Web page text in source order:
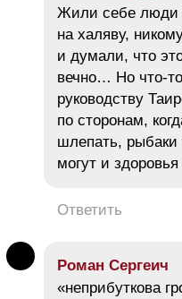
Жили себе люди
на халяву,
и думали, что
вечно… Но что-
руководству
по сторонам,
шлепать,
могут и
Ответить
Роман Сергеич
«неприбуткова